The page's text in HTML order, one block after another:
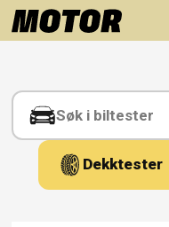
Tag:
Dekktester